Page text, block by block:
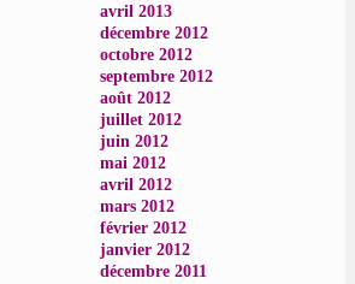
avril 2013
décembre 2012
octobre 2012
septembre 2012
août 2012
juillet 2012
juin 2012
mai 2012
avril 2012
mars 2012
février 2012
janvier 2012
décembre 2011